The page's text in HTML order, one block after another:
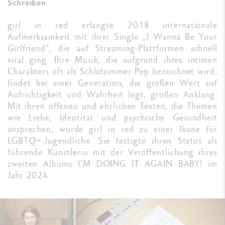
girl in red erlangte 2018 internationale
Aufmerksamkeit mit ihrer Single „I Wanna Be Your
Girlfriend“, die auf Streaming-Plattformen schnell
viral ging. Ihre Musik, die aufgrund ihres intimen
Charakters oft als Schlafzimmer-Pop bezeichnet wird,
findet bei einer Generation, die großen Wert auf
Aufrichtigkeit und Wahrheit legt, großen Anklang.
Mit ihren offenen und ehrlichen Texten, die Themen
wie Liebe, Identität und psychische Gesundheit
ansprechen, wurde girl in red zu einer Ikone für
LGBTQ+-Jugendliche. Sie festigte ihren Status als
führende Künstlerin mit der Veröffentlichung ihres
zweiten Albums I’M DOING IT AGAIN BABY! im
Jahr 2024.